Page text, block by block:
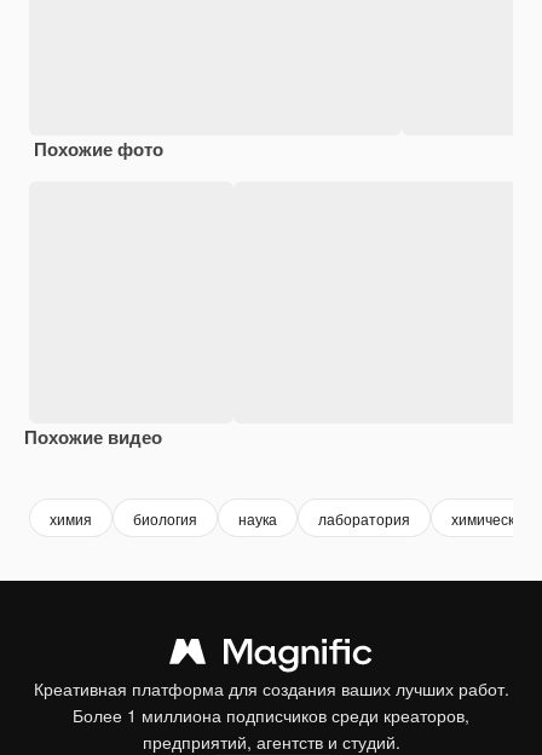
Похожие фото
Похожие видео
химия биология наука лаборатория химические
Креативная платформа для создания ваших лучших работ.
Более 1 миллиона подписчиков среди креаторов,
предприятий, агентств и студий.